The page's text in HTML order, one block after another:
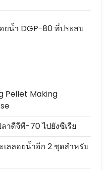
ยน้ำ DGP-80 ที่ประสบ
Pellet Making
าดีจีพี-70 ไปยังซีเรีย
เลลอยน้ำอีก 2 ชุดสำหรับ